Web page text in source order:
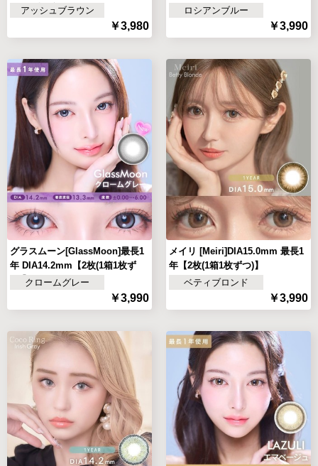
(1箱12枚ずつ)
アッシュブラウン
￥3,980
ロシアンブルー
￥3,990
グラスムーン[GlassMoon]最長1
年 DIA14.2mm【2枚(1箱1枚ず
つ)】クロームグレー
￥3,990
メイリ [Meiri]DIA15.0mm 最長1
年【2枚(1箱1枚ずつ)】
ベティブロンド
￥3,990